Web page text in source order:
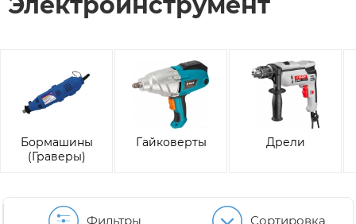
Бормашины
(Граверы)
Гайковерты
Дрели
Фильтры Сортировка